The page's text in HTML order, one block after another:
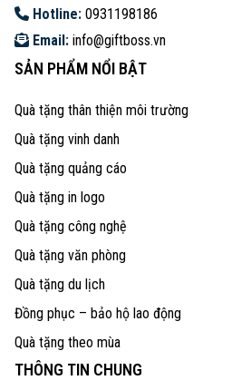
Hotline: 0931198186
Email: info@giftboss.vn
SẢN PHẨM NỔI BẬT
Quà tặng thân thiện môi trường
Quà tặng vinh danh
Quà tặng quảng cáo
Quà tặng in logo
Quà tặng công nghệ
Quà tặng văn phòng
Quà tặng du lịch
Đồng phục – bảo hộ lao động
Quà tặng theo mùa
THÔNG TIN CHUNG